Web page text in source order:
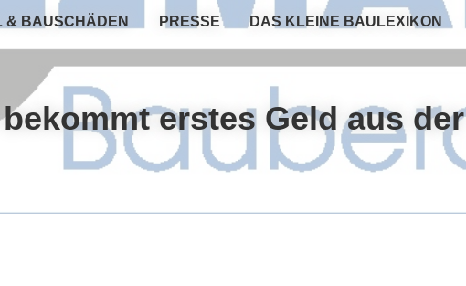
& BAUSCHÄDEN PRESSE DAS KLEINE BAULEXIKON
erstes Geld aus der